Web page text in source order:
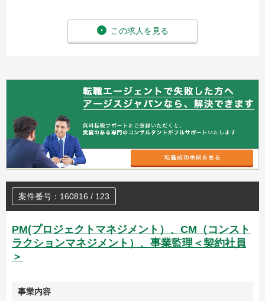
この求人を見る
案件番号：160816 / 123
PM(プロジェクトマネジメント）、CM（コンスト
ラクションマネジメント）、事業監理＜契約社員
＞
事業内容